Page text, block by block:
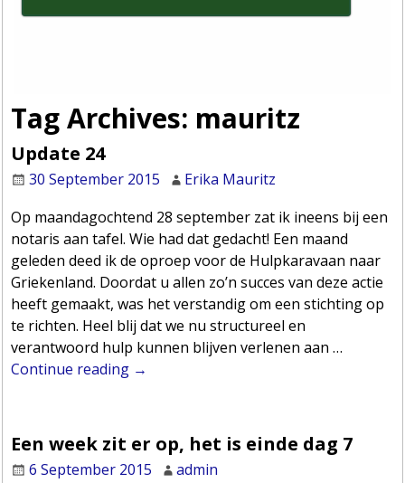
Tag Archives: mauritz
Update 24
30 September 2015
Erika Mauritz
Op maandagochtend 28 september zat ik ineens bij een
notaris aan tafel. Wie had dat gedacht! Een maand
geleden deed ik de oproep voor de Hulpkaravaan naar
Griekenland. Doordat u allen zo’n succes van deze actie
heeft gemaakt, was het verstandig om een stichting op
te richten. Heel blij dat we nu structureel en
verantwoord hulp kunnen blijven verlenen aan…
Continue reading →
Een week zit er op, het is einde dag 7
6 September 2015
admin